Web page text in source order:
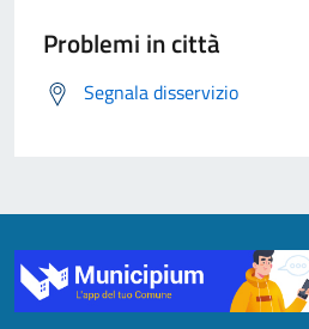
Problemi in città
Segnala disservizio